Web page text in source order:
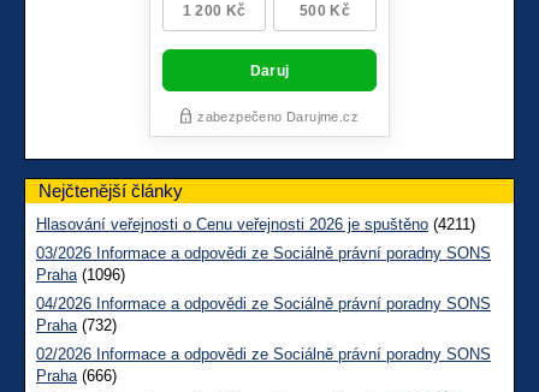
Nejčtenější články
Hlasování veřejnosti o Cenu veřejnosti 2026 je spuštěno (4211)
03/2026 Informace a odpovědi ze Sociálně právní poradny SONS
Praha(1096)
04/2026 Informace a odpovědi ze Sociálně právní poradny SONS
Praha(732)
02/2026 Informace a odpovědi ze Sociálně právní poradny SONS
Praha(666)